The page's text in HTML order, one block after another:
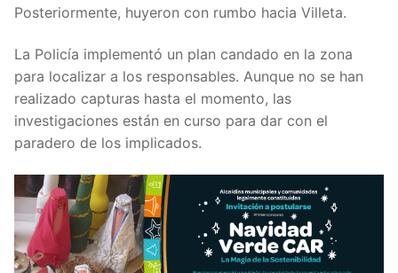
Posteriormente, huyeron con rumbo hacia Villeta.
La Policía implementó un plan candado en la zona
para localizar a los responsables. Aunque no se han
realizado capturas hasta el momento, las
investigaciones están en curso para dar con el
paradero de los implicados.